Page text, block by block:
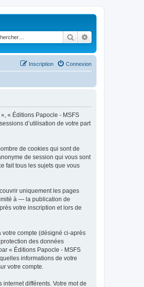
Rechercher
Connexion
Inscription
« Éditions Papocle - MSFS
d’utilisation de votre part
de cookies qui sont de
de session qui vous sont
fait tous les sujets que vous
uniquement les pages
à — la publication de
votre inscription et lors de
votre compte (désigné ci-après
des données
« Éditions Papocle - MSFS
informations de votre
votre compte.
différents. Votre mot de